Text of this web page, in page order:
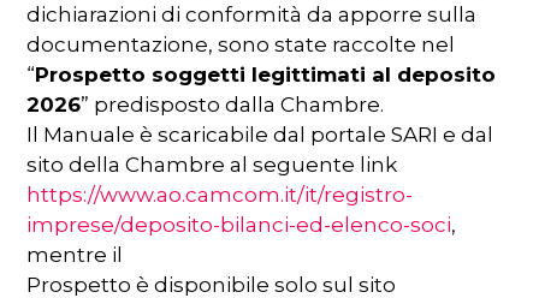
dichiarazioni di conformità da apporre sulla
documentazione, sono state raccolte nel
“Prospetto soggetti legittimati al deposito
2026” predisposto dalla Chambre.
Il Manuale è scaricabile dal portale SARI e dal
sito della Chambre al seguente link
https://www.ao.camcom.it/it/registro-
imprese/deposito-bilanci-ed-elenco-soci,
mentre il
Prospetto è disponibile solo sul sito